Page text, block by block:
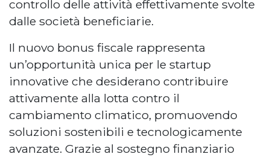
controllo delle attività effettivamente svolte
dalle società beneficiarie.
Il nuovo bonus fiscale rappresenta
un’opportunità unica per le startup
innovative che desiderano contribuire
attivamente alla lotta contro il
cambiamento climatico, promuovendo
soluzioni sostenibili e tecnologicamente
avanzate. Grazie al sostegno finanziario